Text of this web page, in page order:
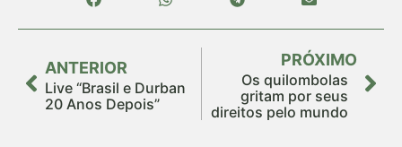
ANTERIOR
Live “Brasil e Durban
20 Anos Depois”
PRÓXIMO
Os quilombolas
gritam por seus
direitos pelo mundo